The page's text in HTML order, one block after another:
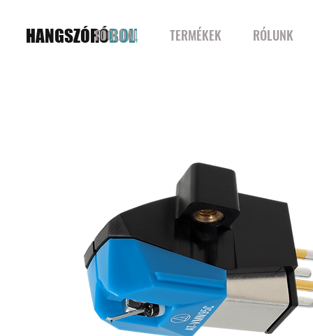
HANGSZÓRÓBOLT
FŐOLDAL TERMÉKEK RÓLUNK